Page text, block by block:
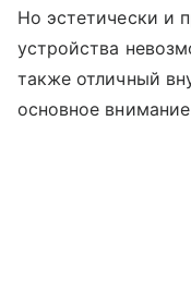
Но эстетически и
устройства
также отличный
основное